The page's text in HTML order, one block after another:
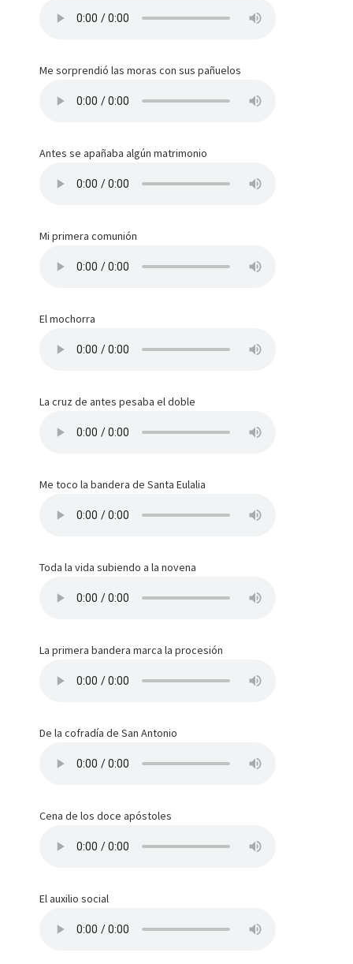
Me sorprendió las moras con sus pañuelos
Antes se apañaba algún matrimonio
Mi primera comunión
El mochorra
La cruz de antes pesaba el doble
Me toco la bandera de Santa Eulalia
Toda la vida subiendo a la novena
La primera bandera marca la procesión
De la cofradía de San Antonio
Cena de los doce apóstoles
El auxilio social